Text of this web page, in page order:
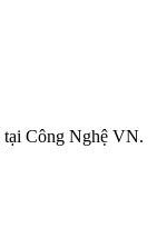
tại Công Nghệ VN.